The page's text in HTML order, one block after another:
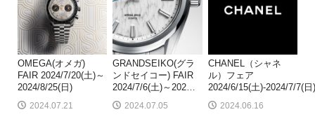
OMEGA(オメガ)
FAIR 2024/7/20(土)～
2024/8/25(日)
2024.07.21
GRANDSEIKO(グラ
ンドセイコー) FAIR
2024/7/6(土)～202…
2024.07.05
CHANEL（シャネ
ル）フェア
2024/6/15(土)-2024/7/7(日)
2024.06.16